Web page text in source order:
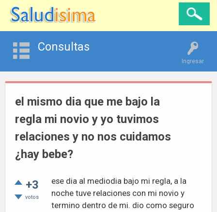
Ingresar
Consultas
el mismo dia que me bajo la
regla mi novio y yo tuvimos
relaciones y no nos cuidamos
¿hay bebe?
+3
votos
ese dia al mediodia bajo mi regla, a la
noche tuve relaciones con mi novio y
termino dentro de mi. dio como seguro